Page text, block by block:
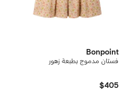
Bonpoint
فستان مدموج بطبعة زهور
$405